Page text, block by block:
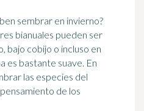
sembrar en invierno?
bianuales pueden ser
bajo cobijo o incluso en
es bastante suave. En
las especies del
de los